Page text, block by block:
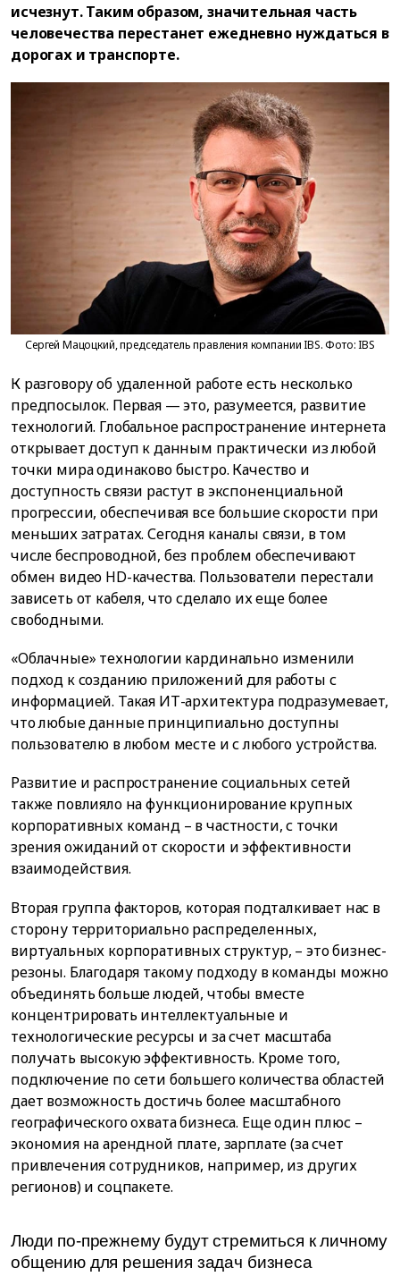
исчезнут. Таким образом, значительная часть
человечества перестанет ежедневно нуждаться в
дорогах и транспорте.
Сергей Мацоцкий, председатель правления компании IBS. Фото: IBS
К разговору об удаленной работе есть несколько
предпосылок. Первая — это, разумеется, развитие
технологий. Глобальное распространение интернета
открывает доступ к данным практически из любой
точки мира одинаково быстро. Качество и
доступность связи растут в экспоненциальной
прогрессии, обеспечивая все большие скорости при
меньших затратах. Сегодня каналы связи, в том
числе беспроводной, без проблем обеспечивают
обмен видео HD-качества. Пользователи перестали
зависеть от кабеля, что сделало их еще более
свободными.
«Облачные» технологии кардинально изменили
подход к созданию приложений для работы с
информацией. Такая ИТ-архитектура подразумевает,
что любые данные принципиально доступны
пользователю в любом месте и с любого устройства.
Развитие и распространение социальных сетей
также повлияло на функционирование крупных
корпоративных команд – в частности, с точки
зрения ожиданий от скорости и эффективности
взаимодействия.
Вторая группа факторов, которая подталкивает нас в
сторону территориально распределенных,
виртуальных корпоративных структур, – это бизнес-
резоны. Благодаря такому подходу в команды можно
объединять больше людей, чтобы вместе
концентрировать интеллектуальные и
технологические ресурсы и за счет масштаба
получать высокую эффективность. Кроме того,
подключение по сети большего количества областей
дает возможность достичь более масштабного
географического охвата бизнеса. Еще один плюс –
экономия на арендной плате, зарплате (за счет
привлечения сотрудников, например, из других
регионов) и соцпакете.
Люди по-прежнему будут стремиться к личному
общению для решения задач бизнеса